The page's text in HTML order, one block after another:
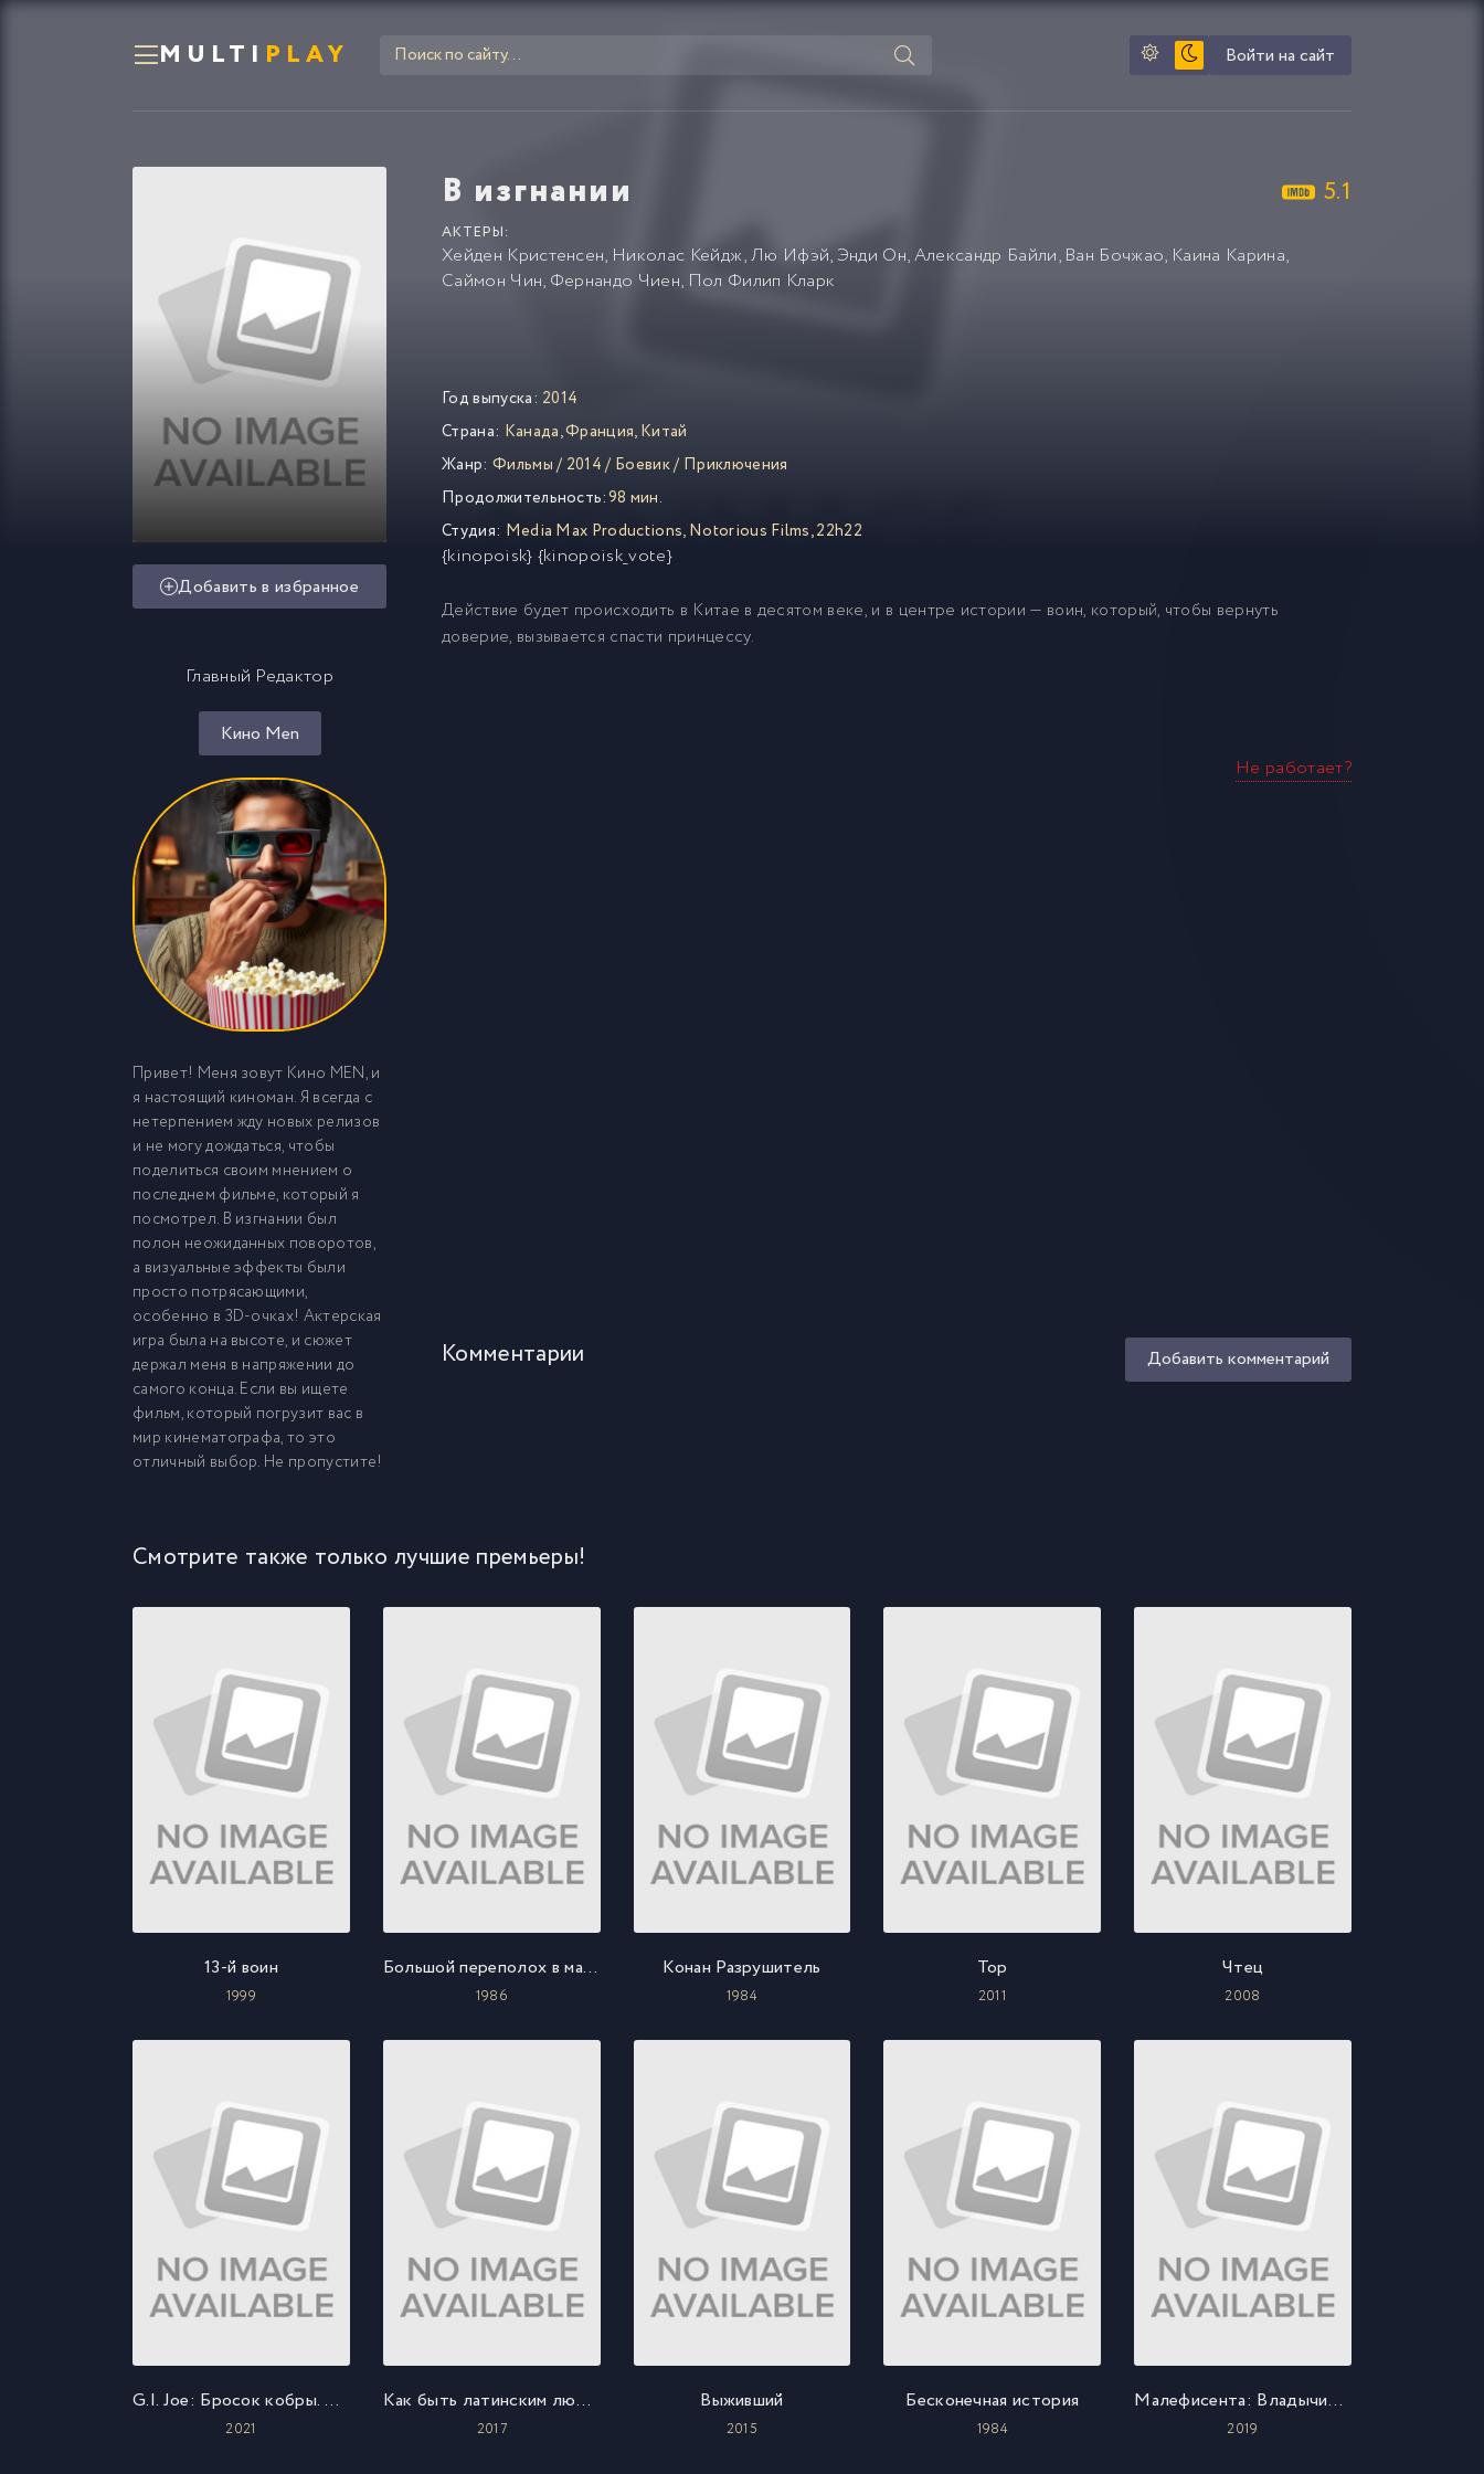
MULTI PLAY Войти на сайт
В изгнании 5.1
АКТЕРЫ:
Хейден Кристенсен, Николас Кейдж,Лю Ифэй, Энди Он,Александр Байли, Ван Бочжао, Каина Карина,
Саймон Чин, Фернандо Чиен, Пол Филип Кларк
Добавить в избранное
Главный Редактор
Кино Men
Привет! Меня зовут Кино MEN, и
я настоящий киноман. Я всегда с
нетерпением жду новых релизов
и не могу дождаться, чтобы
поделиться своим мнением о
последнем фильме, который я
посмотрел. В изгнании был
полон неожиданных поворотов,
а визуальные эффекты были
просто потрясающими,
особенно в 3D-очках! Актерская
игра была на высоте, и сюжет
держал меня в напряжении до
самого конца. Если вы ищете
фильм, который погрузит вас в
мир кинематографа, то это
отличный выбор. Не пропустите!
Год выпуска: 2014
Страна: Канада,Франция,Китай
Жанр: Фильмы/ 2014/ Боевик/ Приключения
Продолжительность:98 мин.
Студия: Media Max Productions,Notorious Films,22h22
{kinopoisk} {kinopoisk_vote}
Действие будет происходить в Китае в десятом веке, и в центре истории — воин, который, чтобы вернуть
доверие, вызывается спасти принцессу.
Не работает?
Комментарии Добавить комментарий
Смотрите также только лучшие премьеры!
13-й воин
1999
Большой переполох в маленьком Китае
1986
Конан Разрушитель
1984
Тор
2011
Чтец
2008
G.I. Joe: Бросок кобры. Снейк Айз
2021
Как быть латинским любовником
2017
Выживший
2015
Бесконечная история
1984
Малефисента: Владычица тьмы
2019